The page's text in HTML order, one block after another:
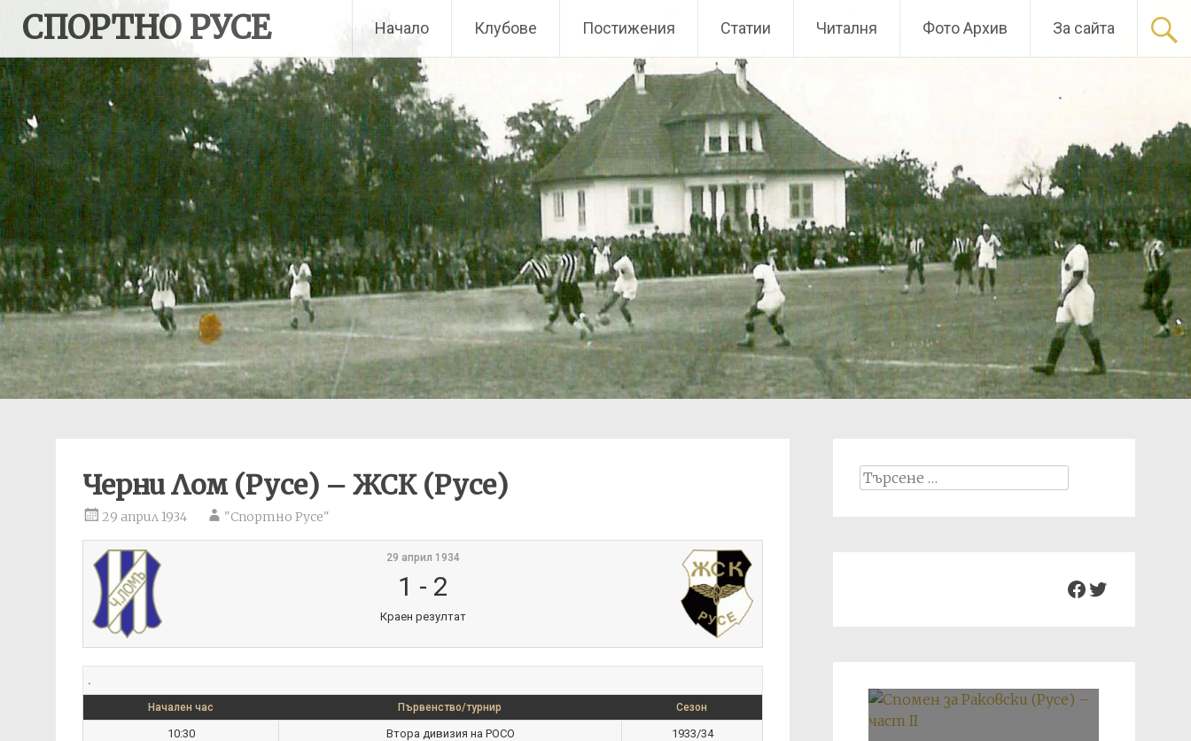
content
СПОРТНО РУСЕ Начало Клубове Постижения Статии Читалня Фото Архив За сайта
Черни Лом (Русе) – ЖСК (Русе)
29 април 1934 "Спортно Русе"
29 април 1934
1 - 2
Краен резултат
.
Начален час Първенство/турнир Сезон
10:30 Втора дивизия на РОСО 1933/34
Search
Facebook
Twitter